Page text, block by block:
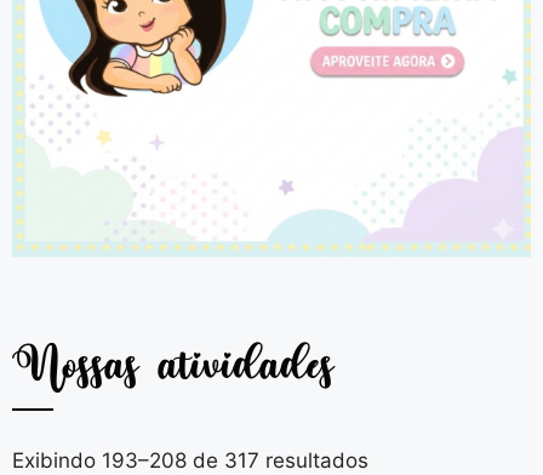
Nossas atividades
Exibindo 193–208 de 317 resultados